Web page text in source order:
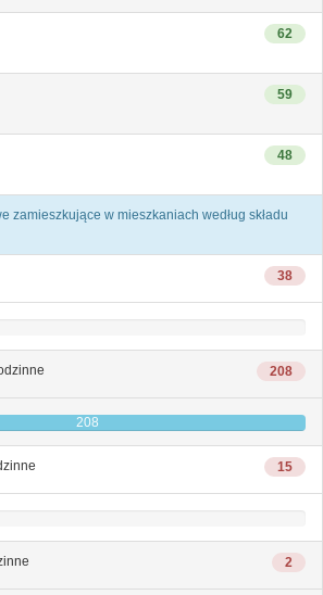
62
59
48
zamieszkujące w mieszkaniach według składu
38
208
208
15
2